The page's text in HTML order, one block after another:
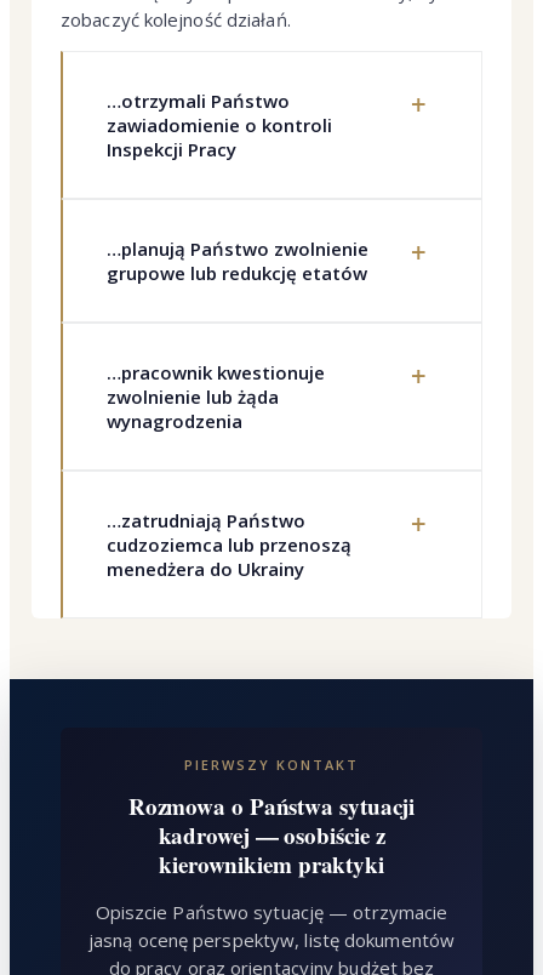
zobaczyć kolejność działań.
…otrzymali Państwo
zawiadomienie o kontroli
Inspekcji Pracy
+
…planują Państwo zwolnienie
grupowe lub redukcję etatów
+
…pracownik kwestionuje
zwolnienie lub żąda
wynagrodzenia
+
…zatrudniają Państwo
cudzoziemca lub przenoszą
menedżera do Ukrainy
+
PIERWSZY KONTAKT
Rozmowa o Państwa sytuacji
kadrowej — osobiście z
kierownikiem praktyki
Opiszcie Państwo sytuację — otrzymacie
jasną ocenę perspektyw, listę dokumentów
do pracy oraz orientacyjny budżet bez